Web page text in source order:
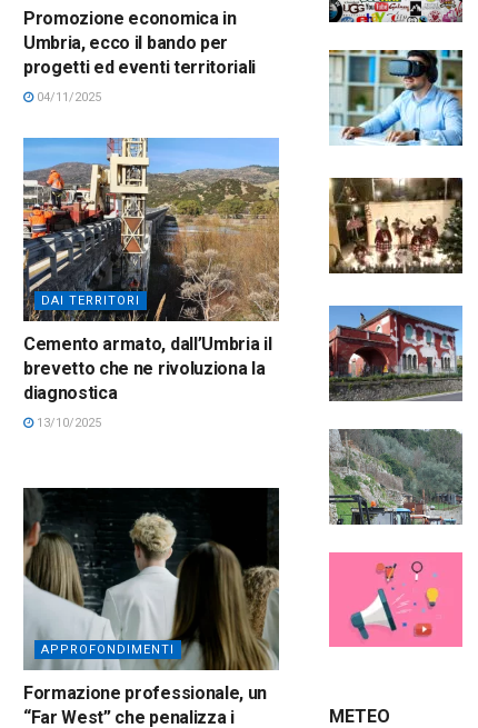
Promozione economica in
Umbria, ecco il bando per
progetti ed eventi territoriali
04/11/2025
DAI TERRITORI
Cemento armato, dall’Umbria il
brevetto che ne rivoluziona la
diagnostica
13/10/2025
APPROFONDIMENTI
Formazione professionale, un
“Far West” che penalizza i
METEO